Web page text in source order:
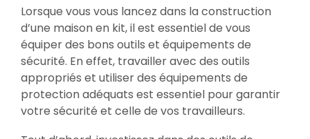
Lorsque vous vous lancez dans la construction
d’une maison en kit, il est essentiel de vous
équiper des bons outils et équipements de
sécurité. En effet, travailler avec des outils
appropriés et utiliser des équipements de
protection adéquats est essentiel pour garantir
votre sécurité et celle de vos travailleurs.